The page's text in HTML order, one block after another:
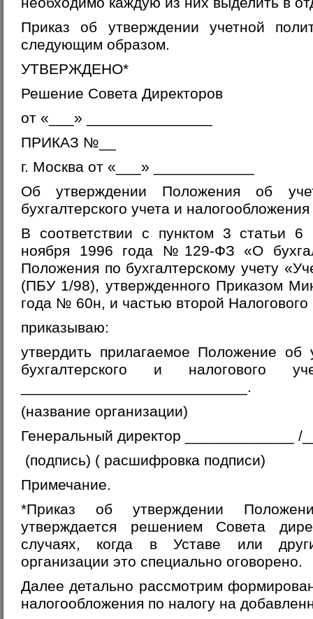
Приказ об утверждении учетной
следующим образом.
УТВЕРЖДЕНО*
Решение Совета Директоров
от «___» _______________
ПРИКАЗ №__
г. Москва от «___» ____________
Об утверждении Положения об
бухгалтерского учета и налогообложения
В соответствии с пунктом 3 статьи
ноября 1996 года №129-ФЗ «О
Положения по бухгалтерскому учету
(ПБУ 1/98), утвержденного Приказом
года № 60н, и частью второй Налогового
приказываю:
утвердить прилагаемое Положение об
бухгалтерского и
___________________________.
(название организации)
Генеральный директор _____________ /
(подпись) ( расшифровка подписи)
Примечание.
*Приказ об утверждении
утверждается решением Совета
случаях, когда в Уставе или
организации это специально оговорено.
Далее детально рассмотрим
налогообложения по налогу на